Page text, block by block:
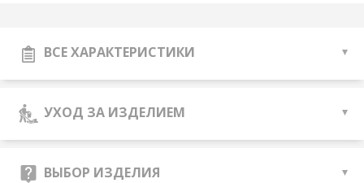
ВСЕ ХАРАКТЕРИСТИКИ
УХОД ЗА ИЗДЕЛИЕМ
ВЫБОР ИЗДЕЛИЯ